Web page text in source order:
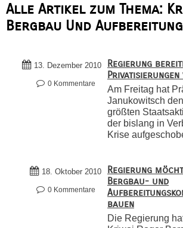
Alle Artikel zum Thema:
Bergbau Und
13. Dezember 2010
0 Kommentare
Regierung
Am Freitag hat
Janukowitsch
größten
der bislang in
Krise
18. Oktober 2010
0 Kommentare
Regierung
Bergbau- und
bauen
Die Regierung